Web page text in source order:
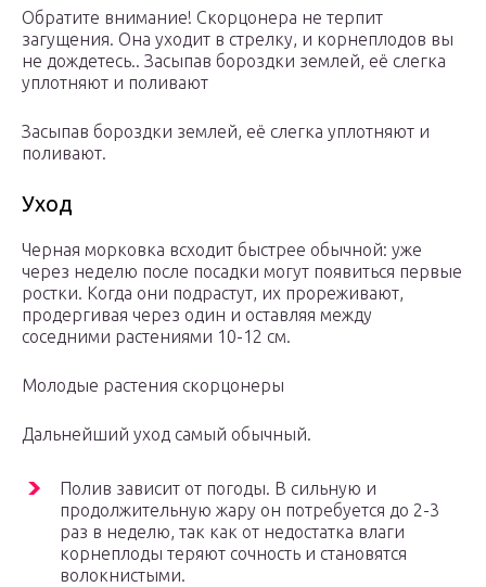
Обратите внимание! Скорцонера не терпит
загущения. Она уходит в стрелку, и корнеплодов вы
не дождетесь.. Засыпав бороздки землей, её слегка
уплотняют и поливают
Засыпав бороздки землей, её слегка уплотняют и
поливают.
Уход
Черная морковка всходит быстрее обычной: уже
через неделю после посадки могут появиться первые
ростки. Когда они подрастут, их прореживают,
продергивая через один и оставляя между
соседними растениями 10-12 см.
Молодые растения скорцонеры
Дальнейший уход самый обычный.
Полив зависит от погоды. В сильную и
продолжительную жару он потребуется до 2-3
раз в неделю, так как от недостатка влаги
корнеплоды теряют сочность и становятся
волокнистыми.